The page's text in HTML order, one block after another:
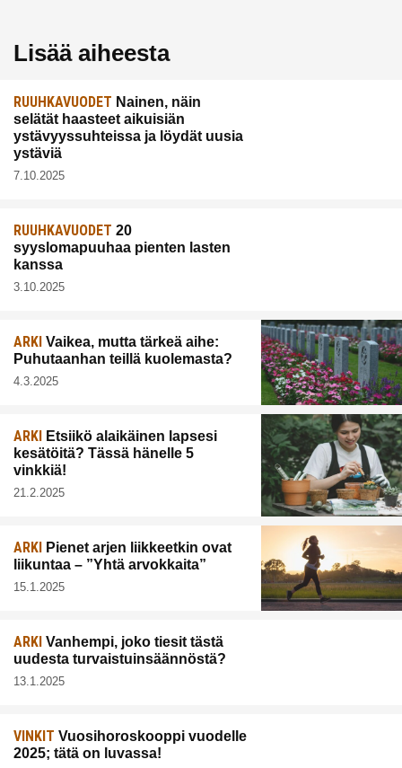
Lisää aiheesta
RUUHKAVUODET Nainen, näin
selätät haasteet aikuisiän
ystävyyssuhteissa ja löydät uusia
ystäviä
7.10.2025
RUUHKAVUODET 20
syyslomapuuhaa pienten lasten
kanssa
3.10.2025
ARKI Vaikea, mutta tärkeä aihe:
Puhutaanhan teillä kuolemasta?
4.3.2025
ARKI
Etsiikö alaikäinen lapsesi
kesätöitä? Tässä hänelle 5
vinkkiä!
21.2.2025
ARKI
Pienet arjen liikkeetkin ovat
liikuntaa – ”Yhtä arvokkaita”
15.1.2025
ARKI Vanhempi, joko tiesit tästä
uudesta turvaistuinsäännöstä?
13.1.2025
VINKIT Vuosihoroskooppi vuodelle
2025; tätä on luvassa!